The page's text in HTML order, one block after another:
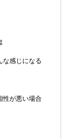
な感じになる
性が悪い場合